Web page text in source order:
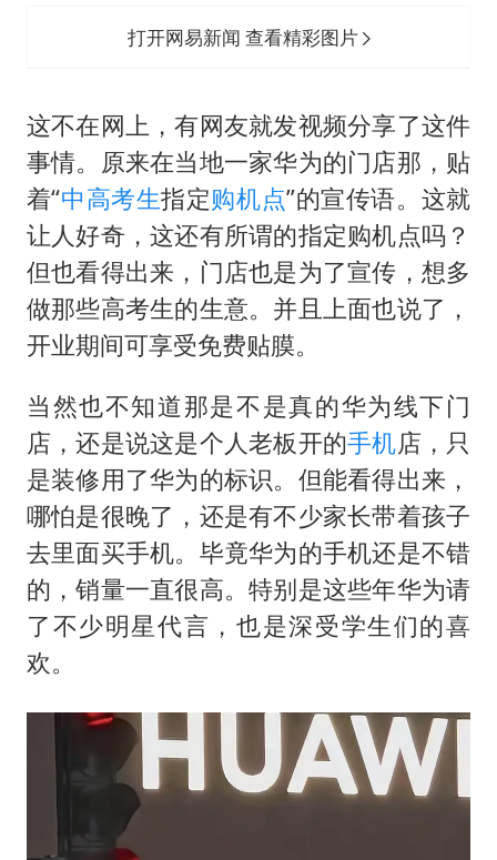
打开网易新闻 查看精彩图片
这不在网上，有网友就发视频分享了这件
事情。原来在当地一家华为的门店那，贴
着“中高考生指定购机点”的宣传语。这就
让人好奇，这还有所谓的指定购机点吗？
但也看得出来，门店也是为了宣传，想多
做那些高考生的生意。并且上面也说了，
开业期间可享受免费贴膜。
当然也不知道那是不是真的华为线下门
店，还是说这是个人老板开的手机店，只
是装修用了华为的标识。但能看得出来，
哪怕是很晚了，还是有不少家长带着孩子
去里面买手机。毕竟华为的手机还是不错
的，销量一直很高。特别是这些年华为请
了不少明星代言，也是深受学生们的喜
欢。